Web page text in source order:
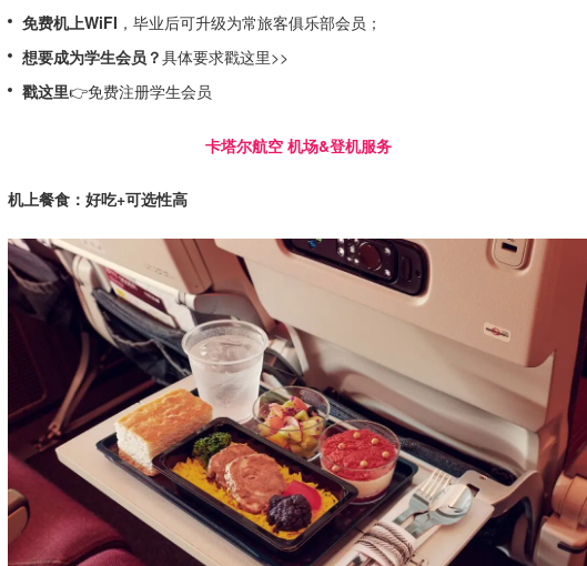
免费机上WiFI ，毕业后可升级为常旅客俱乐部会员；
想要成为学生会员？具体要求戳这里>>
戳这里👉免费注册学生会员
卡塔尔航空 机场&登机服务
机上餐食：好吃+可选性高